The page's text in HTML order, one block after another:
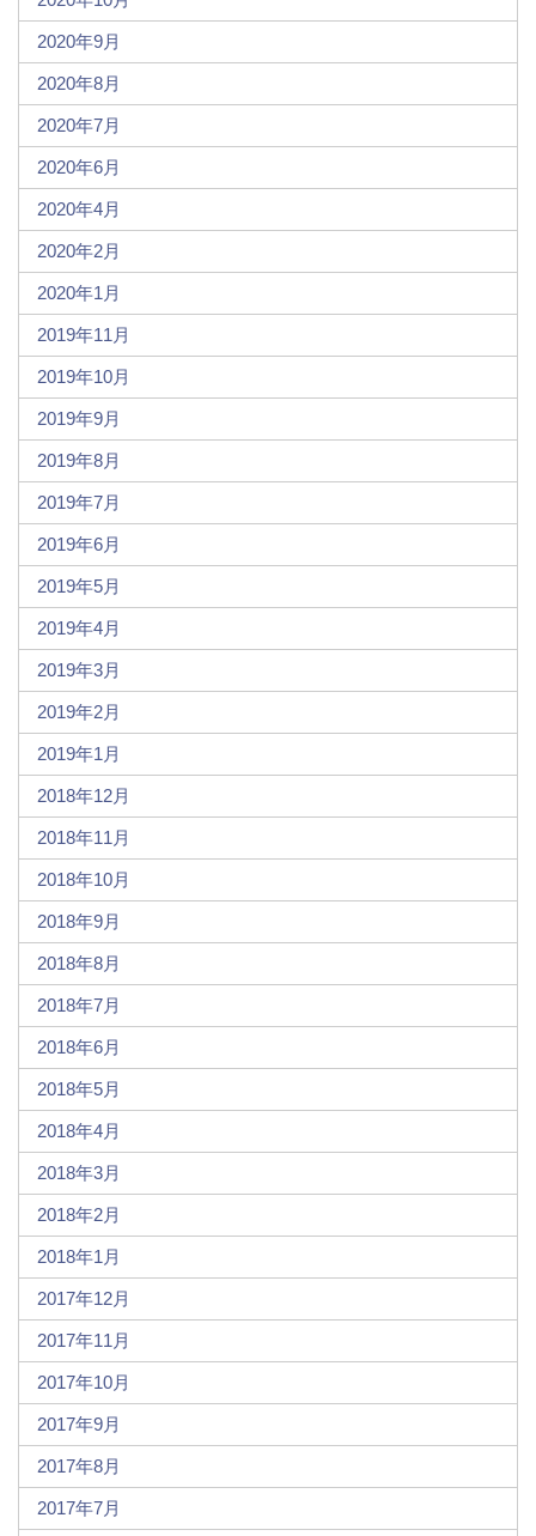
2020年9月
2020年8月
2020年7月
2020年6月
2020年4月
2020年2月
2020年1月
2019年11月
2019年10月
2019年9月
2019年8月
2019年7月
2019年6月
2019年5月
2019年4月
2019年3月
2019年2月
2019年1月
2018年12月
2018年11月
2018年10月
2018年9月
2018年8月
2018年7月
2018年6月
2018年5月
2018年4月
2018年3月
2018年2月
2018年1月
2017年12月
2017年11月
2017年10月
2017年9月
2017年8月
2017年7月